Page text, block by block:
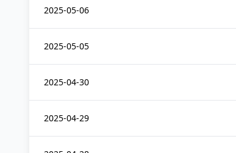
2025-05-06
2025-05-05
2025-04-30
2025-04-29